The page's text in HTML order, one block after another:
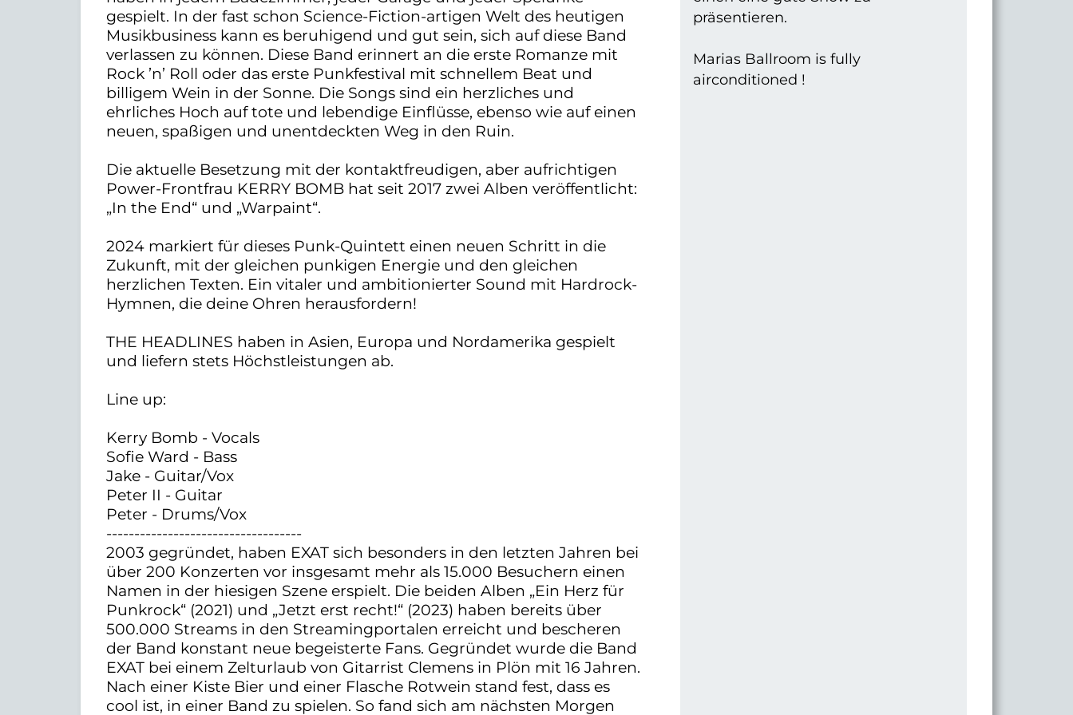
gespielt. In der fast schon Science-Fiction-artigen Welt des heutigen
Musikbusiness kann es beruhigend und gut sein, sich auf diese Band
verlassen zu können. Diese Band erinnert an die erste Romanze mit
Rock ’n’ Roll oder das erste Punkfestival mit schnellem Beat und
billigem Wein in der Sonne. Die Songs sind ein herzliches und
ehrliches Hoch auf tote und lebendige Einflüsse, ebenso wie auf einen
neuen, spaßigen und unentdeckten Weg in den Ruin.
Die aktuelle Besetzung mit der kontaktfreudigen, aber aufrichtigen
Power-Frontfrau KERRY BOMB hat seit 2017 zwei Alben veröffentlicht:
„In the End“ und „Warpaint“.
2024 markiert für dieses Punk-Quintett einen neuen Schritt in die
Zukunft, mit der gleichen punkigen Energie und den gleichen
herzlichen Texten. Ein vitaler und ambitionierter Sound mit Hardrock-
Hymnen, die deine Ohren herausfordern!
THE HEADLINES haben in Asien, Europa und Nordamerika gespielt
und liefern stets Höchstleistungen ab.
Line up:
Kerry Bomb - Vocals
Sofie Ward - Bass
Jake - Guitar/Vox
Peter II - Guitar
Peter - Drums/Vox
-----------------------------------
2003 gegründet, haben EXAT sich besonders in den letzten Jahren bei
über 200 Konzerten vor insgesamt mehr als 15.000 Besuchern einen
Namen in der hiesigen Szene erspielt. Die beiden Alben „Ein Herz für
Punkrock“ (2021) und „Jetzt erst recht!“ (2023) haben bereits über
500.000 Streams in den Streamingportalen erreicht und bescheren
der Band konstant neue begeisterte Fans. Gegründet wurde die Band
EXAT bei einem Zelturlaub von Gitarrist Clemens in Plön mit 16 Jahren.
Nach einer Kiste Bier und einer Flasche Rotwein stand fest, dass es
cool ist, in einer Band zu spielen. So fand sich am nächsten Morgen
präsentieren.
Marias Ballroom is fully
airconditioned !